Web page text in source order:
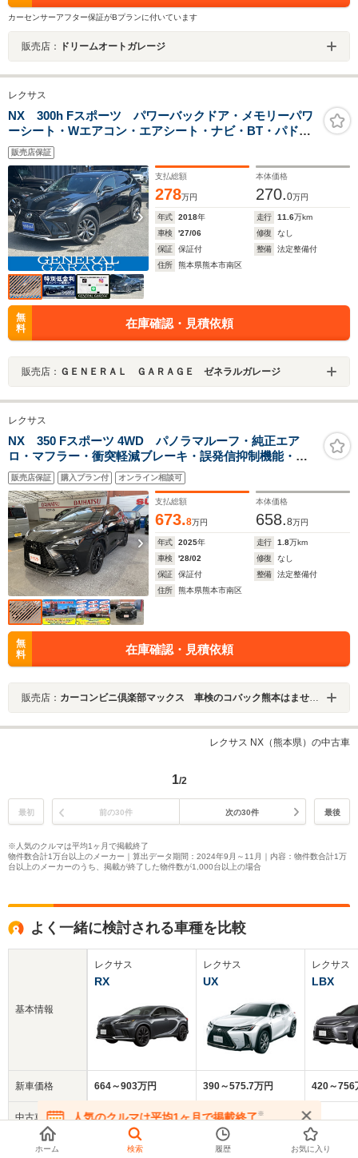
カーセンサーアフター保証がBプランに付いています
販売店： ドリームオートガレージ
レクサス
NX 300h Fスポーツ パワーバックドア・メモリーパワ
ーシート・Wエアコン・エアシート・ナビ・BT・パドル
シフト・ステアリングヒーター
販売店保証
支払総額
278万円
本体価格
270.0万円
年式 2018年 走行 11.6万km
車検
'27/06 修復
なし
保証
保証付 整備
法定整備付
住所
熊本県熊本市南区
無
料
在庫確認・見積依頼
販売店： ＧＥＮＥＲＡＬ ＧＡＲＡＧＥ ゼネラルガレージ
レクサス
NX 350 Fスポーツ 4WD パノラマルーフ・純正エア
ロ・マフラー・衝突軽減ブレーキ・誤発信抑制機能・ブ
ライインドスポットモニター
販売店保証 購入プラン付 オンライン相談可
支払総額
673.8万円
本体価格
658.8万円
年式 2025年 走行 1.8万km
車検
'28/02 修復
なし
保証
保証付 整備
法定整備付
住所
熊本県熊本市南区
無
料
在庫確認・見積依頼
販売店： カーコンビニ倶楽部マックス 車検のコバック熊本はません店 株式会社ユナイト
レクサス NX（熊本県）の中古車
1/2
最初 前の30件 次の30件 最後
※人気のクルマは平均1ヶ月で掲載終了
物件数合計1万台以上のメーカー｜算出データ期間：2024年9月～11月｜内容：物件数合計1万
台以上のメーカーのうち、掲載が終了した物件数が1,000台以上の場合
よく一緒に検討される車種を比較
基本情報
新車価格
中古車
平均価格
レクサス
RX
664～903万円
761.7万円
レクサス
UX
390～575.7万円
333.2万円
レクサス
LBX
420～756
人気のクルマは平均1ヶ月で掲載終了※
在庫が無くなる前にお問い合わせください
ホーム 検索 履歴 お気に入り